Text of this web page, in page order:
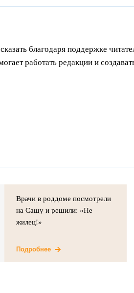
благодаря поддержке
работать редакции и
Врачи в роддоме посмотрели
на Сашу и решили: «Не
жилец!»
Подробнее